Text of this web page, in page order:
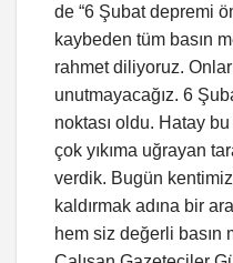
de “6 Şubat depremi
kaybeden tüm basın
rahmet diliyoruz.
unutmayacağız. 6
noktası oldu. Hatay
çok yıkıma uğrayan
verdik. Bugün
kaldırmak adına bir
hem siz değerli basın